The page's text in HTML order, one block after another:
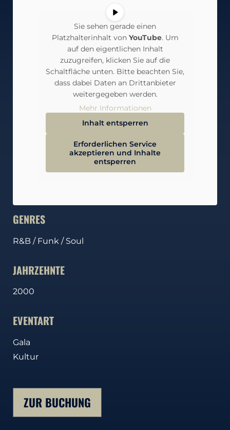
Sie sehen gerade einen
Platzhalterinhalt von YouTube. Um
auf den eigentlichen Inhalt
zuzugreifen, klicken Sie auf die
Schaltfläche unten. Bitte beachten Sie,
dass dabei Daten an Drittanbieter
weitergegeben werden.
Mehr Informationen
Inhalt entsperren
Erforderlichen Service
akzeptieren und Inhalte
entsperren
GENRES
R&B / Funk / Soul
JAHRZEHNTE
2000
EVENTART
Gala
Kultur
ZUR BUCHUNG